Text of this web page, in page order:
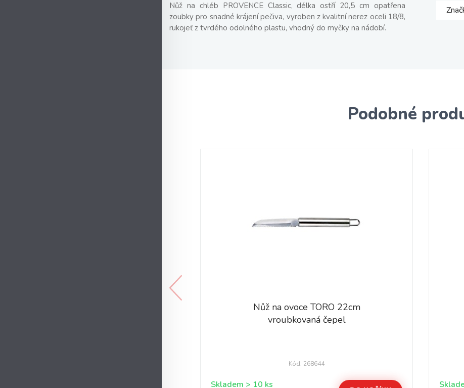
Nůž na chléb PROVENCE Classic, délka ostří 20,5 cm opatřena
zoubky pro snadné krájení pečiva, vyroben z kvalitní nerez oceli 18/8,
rukojeť z tvrdého odolného plastu, vhodný do myčky na nádobí.
Podobné
Nůž na ovoce TORO 22cm
vroubkovaná čepel
Kód: 268644
Skladem > 10 ks